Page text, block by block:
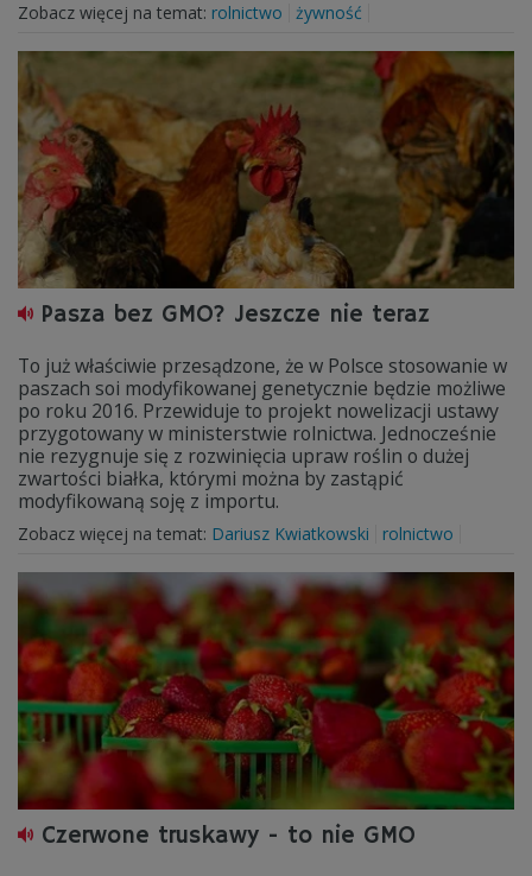
Zobacz więcej na temat: rolnictwo żywność
Pasza bez GMO? Jeszcze nie teraz
To już właściwie przesądzone, że w Polsce stosowanie w
paszach soi modyfikowanej genetycznie będzie możliwe
po roku 2016. Przewiduje to projekt nowelizacji ustawy
przygotowany w ministerstwie rolnictwa. Jednocześnie
nie rezygnuje się z rozwinięcia upraw roślin o dużej
zwartości białka, którymi można by zastąpić
modyfikowaną soję z importu.
Zobacz więcej na temat: Dariusz Kwiatkowski rolnictwo
Czerwone truskawy - to nie GMO